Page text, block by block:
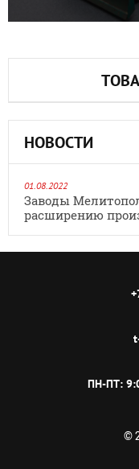
НОВОСТИ
01.08.2022
Заводы
расширению
ПН-ПТ:
©